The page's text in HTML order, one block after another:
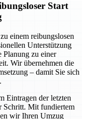
Start
einem reibungslosen
Unterstützung
Planung zu einer
Wir übernehmen die
– damit Sie sich
Eintragen der letzten
Schritt. Mit fundiertem
wir Ihren Umzug